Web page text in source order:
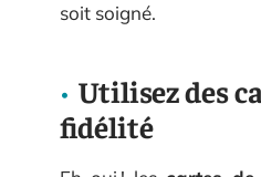
soit soigné.
Utilisez des
fidélité